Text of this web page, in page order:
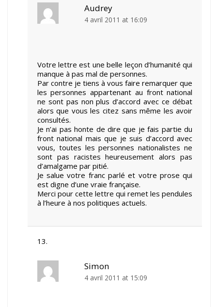
Audrey
4 avril 2011 at 16:09
Votre lettre est une belle leçon d’humanité qui
manque à pas mal de personnes.
Par contre je tiens à vous faire remarquer que
les personnes appartenant au front national
ne sont pas non plus d’accord avec ce débat
alors que vous les citez sans même les avoir
consultés.
Je n’ai pas honte de dire que je fais partie du
front national mais que je suis d’accord avec
vous, toutes les personnes nationalistes ne
sont pas racistes heureusement alors pas
d’amalgame par pitié.
Je salue votre franc parlé et votre prose qui
est digne d’une vraie française.
Merci pour cette lettre qui remet les pendules
à l’heure à nos politiques actuels.
Simon
4 avril 2011 at 15:09